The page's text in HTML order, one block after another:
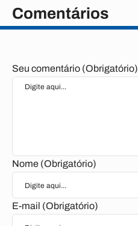
Comentários
Seu comentário (Obrigatório)
Nome (Obrigatório)
E-mail (Obrigatório)